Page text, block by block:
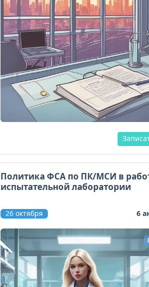
Политика ФСА по ПК/МСИ в
испытательной лаборатории
26 октября 6